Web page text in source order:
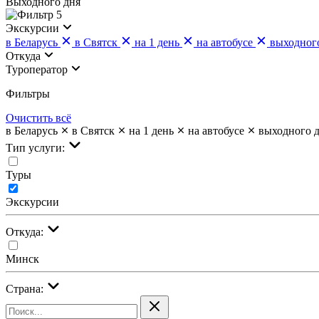
5
Экскурсии
в Беларусь
в Святск на 1 день на автобусе
Откуда
Туроператор
Фильтры
Очистить всё
в Беларусь
в Святск на 1 день на автобусе
выходного
Тип услуги:
Туры
Экскурсии
Откуда:
Минск
Страна: